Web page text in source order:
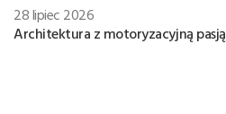
28 lipiec 2026
Architektura z motoryzacyjną pasją